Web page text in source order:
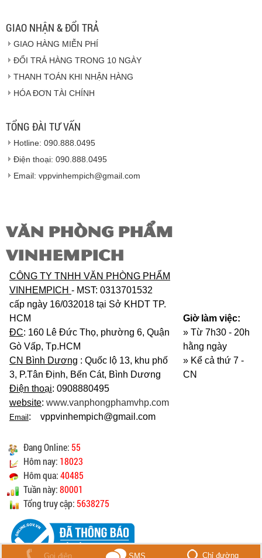
Hàng hóa được giao cho quý khách là hàng mới
100% nguyên đai nguyên kiện.
Vinhempich
độ bảo hành sản phẩm đối với nhà sản xuất hoặc
nhà nhập khẩu nếu sản phẩm bị lỗi hoặc hỏng hóc
GIAO NHẬN & ĐỔI TRẢ
GIAO HÀNG MIỄN PHÍ
ĐỔI TRẢ HÀNG TRONG 10 NGÀY
THANH TOÁN KHI NHẬN HÀNG
HÓA ĐƠN TÀI CHÍNH
TỔNG ĐÀI TƯ VẤN
Hotline: 090.888.0495
Điện thoại: 090.888.0495
Email: vppvinhempich@gmail.com
VĂN PHÒNG PHẨM
VINHEMPICH
CÔNG TY TNHH VĂN PHÒNG PHẨM
VINHEMPICH - MST: 0313701532
cấp ngày 16/032018 tại Sở KHDT TP.
HCM
ĐC: 160 Lê Đức Thọ, phường 6, Quận
Gò Vấp, Tp.HCM
CN Bình Dương : Quốc lộ 13, khu phố
3, P.Tân Định, Bến Cát, Bình Dương
Điện thoại: 0908880495
website: www.vanphongphamvhp.com
Email: vppvinhempich@gmail.com
Giờ làm việc:
» Từ 7h30 - 20h
hằng ngày
» Kể cả thứ 7 -
CN
Đang Online: 55
Hôm nay: 18023
Hôm qua:40485
Tuần này:80001
Tổng truy cập: 5638275
Gọi điện SMS Chỉ đường